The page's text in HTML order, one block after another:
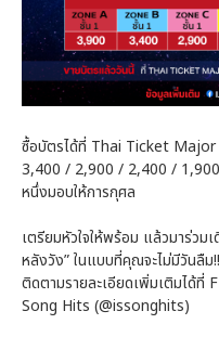
ซื้อบัตรได้ที่ Thai Ticket
3,400 / 2,900 / 2,400 /
หนึ่งมอบให้การกุศล
เตรียมหัวใจให้พร้อม แล้วมาร่วม
หลังวัง” ในแบบที่คุณจะไม่มีวันลืม!!
ติดตามรายละเอียดเพิ่มเติมได้
Song Hits (@issonghits)